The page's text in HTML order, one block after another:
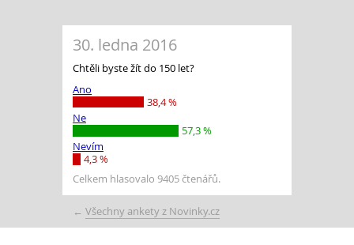
30. ledna 2016
Chtěli byste žít do 150 let?
Ano
38,4 %
Ne
57,3 %
Nevím
4,3 %
Celkem hlasovalo 9405 čtenářů.
← Všechny ankety z Novinky.cz